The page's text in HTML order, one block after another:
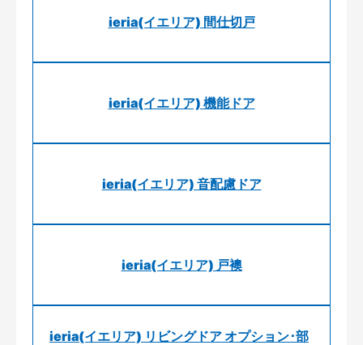
ieria(イエリア) 間仕切戸
ieria(イエリア) 機能ドア
ieria(イエリア) 音配慮ドア
ieria(イエリア) 戸襖
ieria(イエリア) リビングドア オプション･部